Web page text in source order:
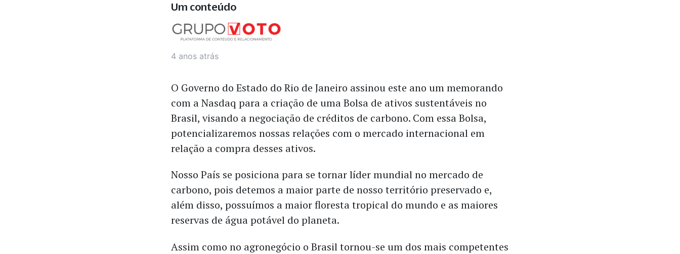
Um conteúdo
4 anos atrás
O Governo do Estado do Rio de Janeiro assinou este ano um memorando
com a Nasdaq para a criação de uma Bolsa de ativos sustentáveis no
Brasil, visando a negociação de créditos de carbono. Com essa Bolsa,
potencializaremos nossas relações com o mercado internacional em
relação a compra desses ativos.
Nosso País se posiciona para se tornar líder mundial no mercado de
carbono, pois detemos a maior parte de nosso território preservado e,
além disso, possuímos a maior floresta tropical do mundo e as maiores
reservas de água potável do planeta.
Assim como no agronegócio o Brasil tornou-se um dos mais competentes